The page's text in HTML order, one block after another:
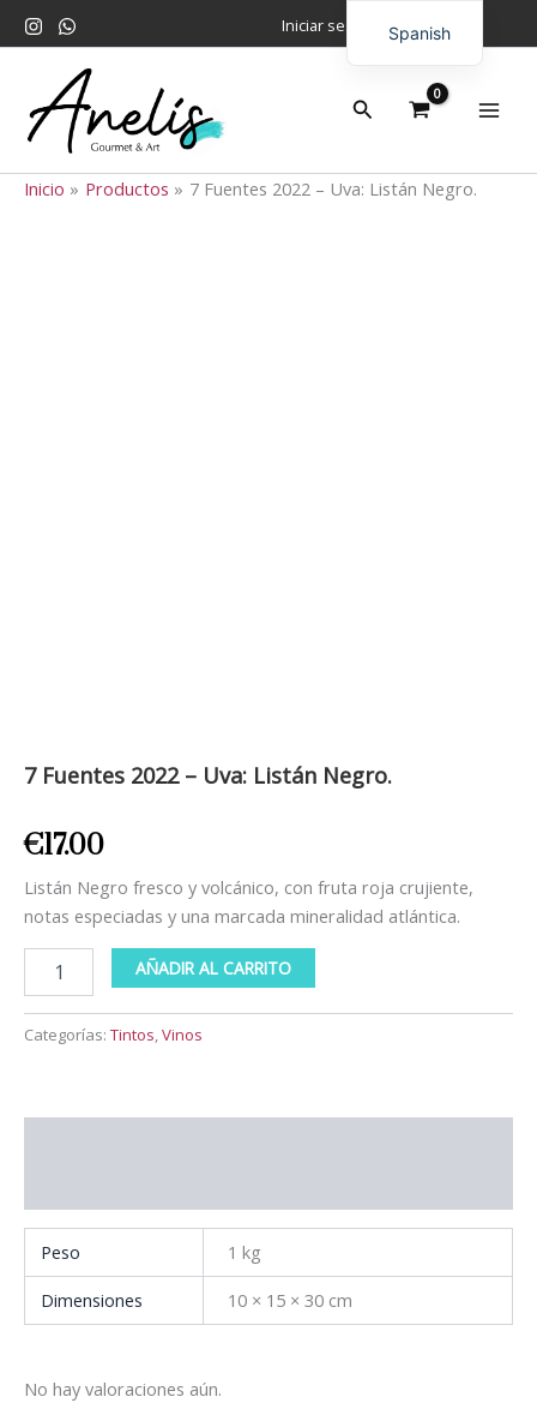
al
contenido
Iniciar sesión
Buscar
Inicio Productos 7 Fuentes 2022 – Uva: Listán Negro.
7 Fuentes 2022 – Uva: Listán Negro.
€17.00
Listán Negro fresco y volcánico, con fruta roja crujiente,
notas especiadas y una marcada mineralidad atlántica.
AÑADIR AL CARRITO
Categorías: Tintos,Vinos
Peso
1 kg
Dimensiones
10 × 15 × 30 cm
No hay valoraciones aún.
Spanish